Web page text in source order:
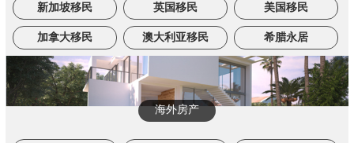
新加坡移民 英国移民 美国移民
加拿大移民 澳大利亚移民 希腊永居
海外房产